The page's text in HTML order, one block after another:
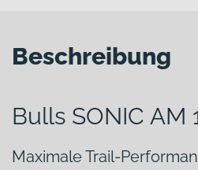
Beschreibung
Bulls SONIC AM
Maximale Trail-